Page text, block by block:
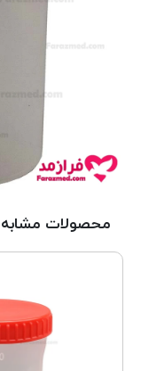
محصولات مشابه